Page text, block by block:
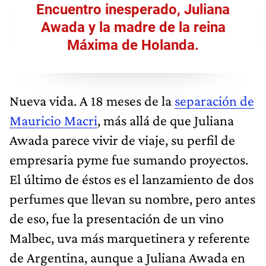
Encuentro inesperado, Juliana
Awada y la madre de la reina
Máxima de Holanda.
Nueva vida. A 18 meses de la separación de
Mauricio Macri, más allá de que Juliana
Awada parece vivir de viaje, su perfil de
empresaria pyme fue sumando proyectos.
El último de éstos es el lanzamiento de dos
perfumes que llevan su nombre, pero antes
de eso, fue la presentación de un vino
Malbec, uva más marquetinera y referente
de Argentina, aunque a Juliana Awada en